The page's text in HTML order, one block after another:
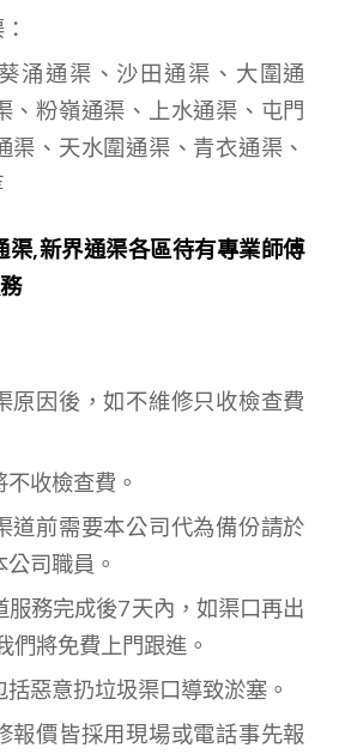
涌通渠、沙田通渠、大圍通
、粉嶺通渠、上水通渠、屯門
渠、天水圍通渠、青衣通渠、
渠,新界通渠各區待有專業師傅
原因後，如不維修只收檢查費
收檢查費。
道前需要本公司代為備份請於
司職員。
服務完成後7天內，如渠口再出
們將免費上門跟進。
惡意扔垃圾渠口導致淤塞。
報價皆採用現場或電話事先報